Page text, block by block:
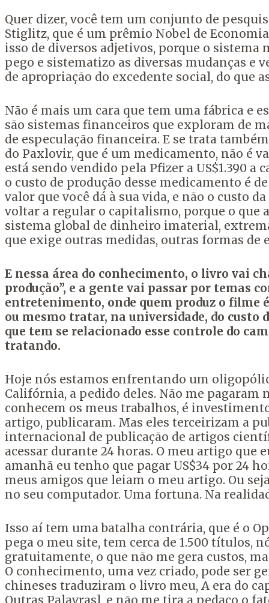
Quer dizer, você tem um conjunto de
Stiglitz, que é um prêmio Nobel de
isso de diversos adjetivos, porque o sistema
pego e sistematizo as diversas mudanças e
de apropriação do excedente social, do que
Não é mais um cara que tem uma fábrica e
são sistemas financeiros que exploram de
de especulação financeira. E se trata
do Paxlovir, que é um medicamento, não é
está sendo vendido pela Pfizer a US$1.390
o custo de produção desse medicamento é
valor que você dá à sua vida, e não o custo
voltar a regular o capitalismo, porque o que
sistema global de dinheiro imaterial,
que exige outras medidas, outras formas de
E nessa área do conhecimento, o livro vai
produção”, e a gente vai passar por temas
entretenimento, onde quem produz o filme
ou mesmo tratar, na universidade, do custo
que tem se relacionado esse controle do
tratando.
Hoje nós estamos enfrentando um
Califórnia, a pedido deles. Não me
conhecem os meus trabalhos, é
artigo, publicaram. Mas eles terceirizam a
internacional de publicação de artigos
acessar durante 24 horas. O meu artigo que
amanhã eu tenho que pagar US$34 por 24
meus amigos que leiam o meu artigo. Ou
no seu computador. Uma fortuna. Na
Isso aí tem uma batalha contrária, que é o
pega o meu site, tem cerca de 1.500 títulos,
gratuitamente, o que não me gera custos,
O conhecimento, uma vez criado, pode ser
chineses traduziram o livro meu, A era do
Outras Palavras], e não me tira a pedaço o